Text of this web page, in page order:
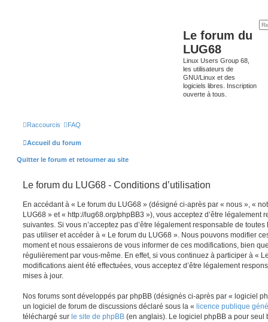
Le forum du
LUG68
Linux Users Group 68,
les utilisateurs de
GNU/Linux et des
logiciels libres. Inscription
ouverte à tous.
Raccourcis FAQ
Accueil du forum
Quitter le forum et retourner au site
Le forum du LUG68 - Conditions d’utilisation
En accédant à « Le forum du LUG68 » (désigné ci-après par « nous », «
LUG68 » et « http://lug68.org/phpBB3 »), vous acceptez d’être légalement
suivantes. Si vous n’acceptez pas d’être légalement responsable de
pas utiliser et accéder à « Le forum du LUG68 ». Nous pouvons modifier
moment et nous essaierons de vous informer de ces modifications, bien
régulièrement par vous-même. En effet, si vous continuez à participer à «
modifications aient été effectuées, vous acceptez d’être légalement
mises à jour.
Nos forums sont développés par phpBB (désignés ci-après par « logiciel
un logiciel de forum de discussions déclaré sous la « licence publique
téléchargé sur le site de phpBB (en anglais). Le logiciel phpBB a pour seul